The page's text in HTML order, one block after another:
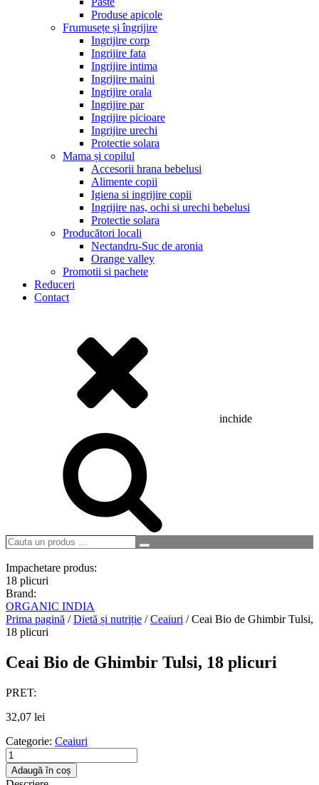
Produse apicole
Frumusețe și îngrijire
Ingrijire corp
Ingrijire fata
Ingrijire intima
Ingrijire maini
Ingrijire orala
Ingrijire par
Ingrijire picioare
Ingrijire urechi
Protectie solara
Mama și copilul
Accesorii hrana bebelusi
Alimente copii
Igiena si ingrijire copii
Ingrijire nas, ochi si urechi bebelusi
Protectie solara
Producători locali
Nectandru-Suc de aronia
Orange valley
Promotii si pachete
Reduceri
Contact
inchide
Cauta
produs
…
Search
Impachetare produs:
18 plicuri
Brand:
ORGANIC INDIA
Prima pagină /Dietă și nutriție /Ceaiuri / Ceai Bio de Ghimbir Tulsi,
18 plicuri
Ceai Bio de Ghimbir Tulsi, 18 plicuri
PRET:
32,07 lei
Categorie: Ceaiuri
Cantitate
Ceai
Bio
Adaugă în coș